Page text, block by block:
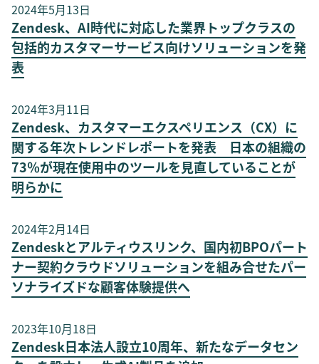
2024年5月13日
Zendesk、AI時代に対応した業界トップクラスの
包括的カスタマーサービス向けソリューションを発
表
2024年3月11日
Zendesk、カスタマーエクスペリエンス（CX）に
関する年次トレンドレポートを発表 日本の組織の
73％が現在使用中のツールを見直していることが
明らかに
2024年2月14日
Zendeskとアルティウスリンク、国内初BPOパート
ナー契約クラウドソリューションを組み合せたパー
ソナライズドな顧客体験提供へ
2023年10月18日
Zendesk日本法人設立10周年、新たなデータセン